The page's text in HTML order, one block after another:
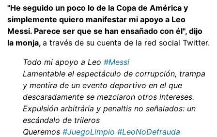
"He seguido un poco lo de la Copa de América y
simplemente quiero manifestar mi apoyo a Leo
Messi. Parece ser que se han ensañado con él", dijo
la monja, a través de su cuenta de la red social Twitter.
Todo mi apoyo a Leo #Messi
Lamentable el espectáculo de corrupción, trampa
y mentira de un evento deportivo en el que
descaradamente se mezclaron otros intereses.
Expulsión arbitrária y penaltis no señalados: un
escándalo de trileros
Queremos #JuegoLimpio #LeoNoDefrauda